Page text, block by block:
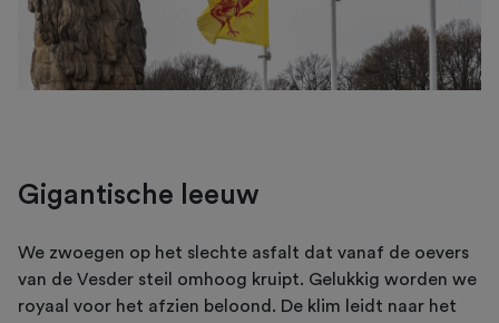
Gigantische leeuw
We zwoegen op het slechte asfalt dat vanaf de oevers
van de Vesder steil omhoog kruipt. Gelukkig worden we
royaal voor het afzien beloond. De klim leidt naar het